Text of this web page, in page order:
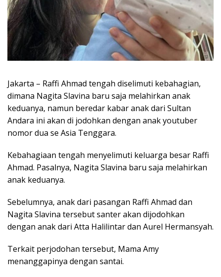
Jakarta – Raffi Ahmad tengah diselimuti kebahagian,
dimana Nagita Slavina baru saja melahirkan anak
keduanya, namun beredar kabar anak dari Sultan
Andara ini akan di jodohkan dengan anak youtuber
nomor dua se Asia Tenggara.
Kebahagiaan tengah menyelimuti keluarga besar Raffi
Ahmad. Pasalnya, Nagita Slavina baru saja melahirkan
anak keduanya.
Sebelumnya, anak dari pasangan Raffi Ahmad dan
Nagita Slavina tersebut santer akan dijodohkan
dengan anak dari Atta Halilintar dan Aurel Hermansyah.
Terkait perjodohan tersebut, Mama Amy
menanggapinya dengan santai.